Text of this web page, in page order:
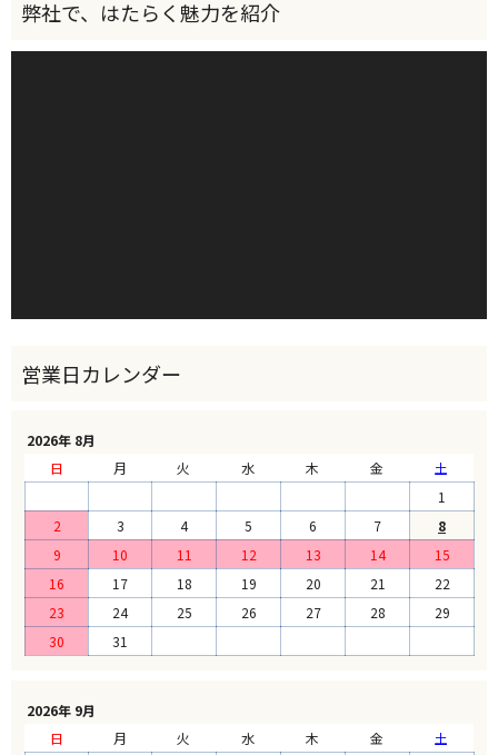
2026年 8月
日
月 火 水 木 金
土
1
2
3 4 5 6 7
8
9
10 11 12 13 14
15
16
17 18 19 20 21
22
23
24 25 26 27 28
29
30
31
2026年 9月
日
月 火 水 木 金
土